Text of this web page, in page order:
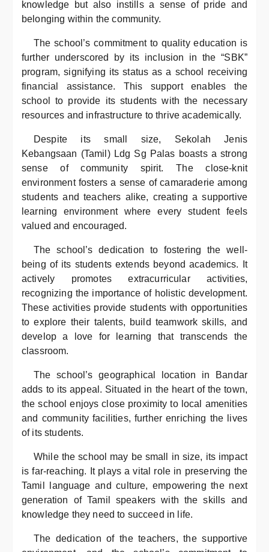
knowledge but also instills a sense of pride and
belonging within the community.
The school’s commitment to quality education is
further underscored by its inclusion in the “SBK”
program, signifying its status as a school receiving
financial assistance. This support enables the
school to provide its students with the necessary
resources and infrastructure to thrive academically.
Despite its small size, Sekolah Jenis
Kebangsaan (Tamil) Ldg Sg Palas boasts a strong
sense of community spirit. The close-knit
environment fosters a sense of camaraderie among
students and teachers alike, creating a supportive
learning environment where every student feels
valued and encouraged.
The school’s dedication to fostering the well-
being of its students extends beyond academics. It
actively promotes extracurricular activities,
recognizing the importance of holistic development.
These activities provide students with opportunities
to explore their talents, build teamwork skills, and
develop a love for learning that transcends the
classroom.
The school’s geographical location in Bandar
adds to its appeal. Situated in the heart of the town,
the school enjoys close proximity to local amenities
and community facilities, further enriching the lives
of its students.
While the school may be small in size, its impact
is far-reaching. It plays a vital role in preserving the
Tamil language and culture, empowering the next
generation of Tamil speakers with the skills and
knowledge they need to succeed in life.
The dedication of the teachers, the supportive